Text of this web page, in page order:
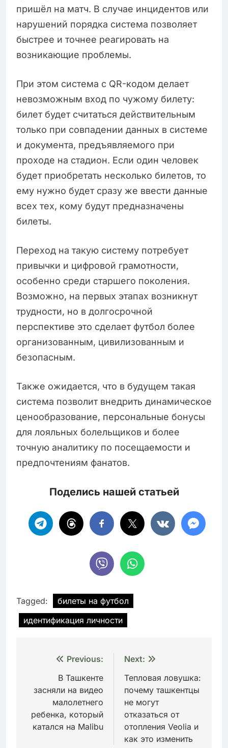
пришёл на матч. В случае инцидентов или
нарушений порядка система позволяет
быстрее и точнее реагировать на
возникающие проблемы.
При этом система с QR-кодом делает
невозможным вход по чужому билету:
билет будет считаться действительным
только при совпадении данных в системе
и документа, предъявляемого при
проходе на стадион. Если один человек
будет приобретать несколько билетов, то
ему нужно будет сразу же ввести данные
всех тех, кому будут предназначены
билеты.
Переход на такую систему потребует
привычки и цифровой грамотности,
особенно среди старшего поколения.
Возможно, на первых этапах возникнут
трудности, но в долгосрочной
перспективе это сделает футбол более
организованным, цивилизованным и
безопасным.
Также ожидается, что в будущем такая
система позволит внедрить динамическое
ценообразование, персональные бонусы
для лояльных болельщиков и более
точную аналитику по посещаемости и
предпочтениям фанатов.
Поделись нашей статьей
Tagged:
билеты на футбол
идентификация личности
Навигация
записям
Previous:
В Ташкенте
засняли на видео
малолетнего
ребенка, который
катался на Malibu
Next:
Тепловая ловушка:
почему ташкентцы
не могут
отказаться от
отопления Veolia и
как это изменить